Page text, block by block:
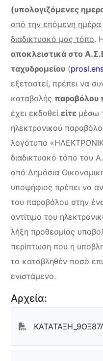
(υπολογιζόμενες
από την επόμενη
διαδικτυακό μας τόπο.
αποκλειστικά στο
ταχυδρομείου (
εξεταστεί, πρέπει να
καταβολής παραβόλου
έχει εκδοθείείτε μέσω
ηλεκτρονικού
λογότυπο
διαδικτυακό τόπο του
από Δημόσια
υποψήφιος πρέπει να
του παραβόλου στην
αντίτιμο του
λήξη προθεσμίας
περίπτωση που η
το καταβληθέν ποσό
ενιστάμενο.
Αρχεία: